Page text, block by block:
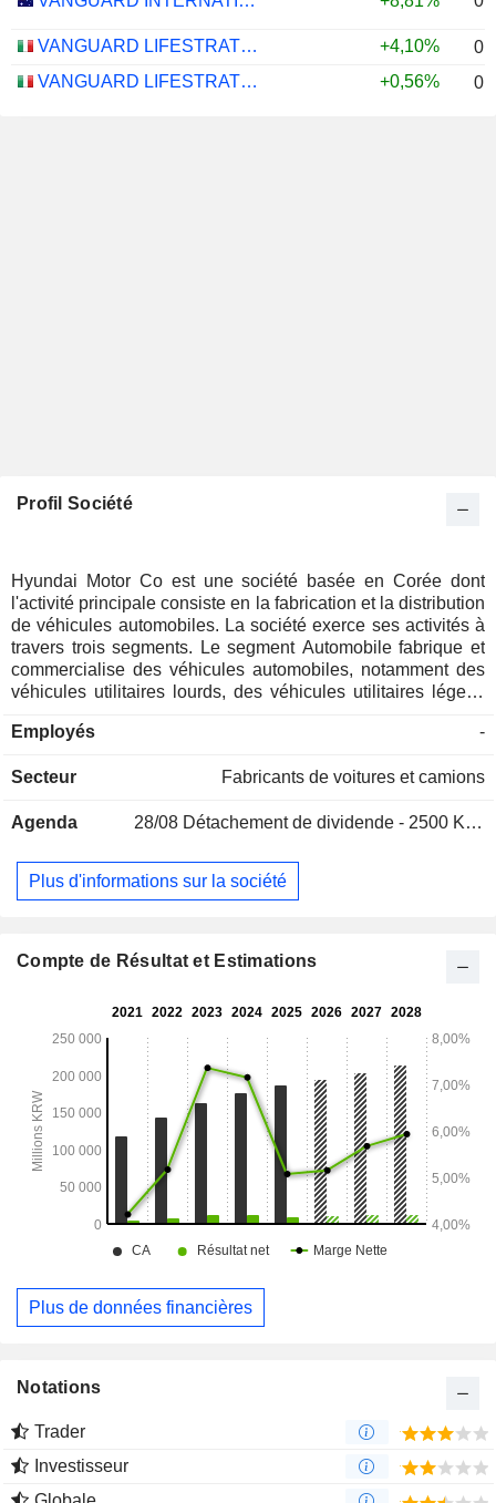
VANGUARD LIFESTRATEGY 40% EQUITY UCITS ETF - DISTRIBUTING - EUR +4,10%
VANGUARD LIFESTRATEGY 20% EQUITY UCITS ETF - DISTRIBUTING - EUR
+0,56%
Profil Société
Hyundai Motor Co est une société basée en Corée dont
l'activité principale consiste en la fabrication et la distribution
de véhicules automobiles. La société exerce ses activités à
travers trois segments. Le segment Automobile fabrique et
commercialise des véhicules automobiles, notamment des
véhicules utilitaires lourds, des véhicules utilitaires légers,
autres, ainsi que des véhicules respectueux de
rechargeables (HEV), les véhicules électriques (EV) et les
propose également des services d'entretien automobile et
fournit des services financiers, notamment des services de
financement à tempérament, de crédit-bail et de cartes de
de services d'entretien des trains. En outre, la société
Employés -
Secteur Fabricants de voitures et camions
Agenda 28/08 Détachement de dividende - 2500 KRW
Plus d'informations sur la société
Compte de Résultat et Estimations
Plus de données financières
Notations
Trader
Investisseur